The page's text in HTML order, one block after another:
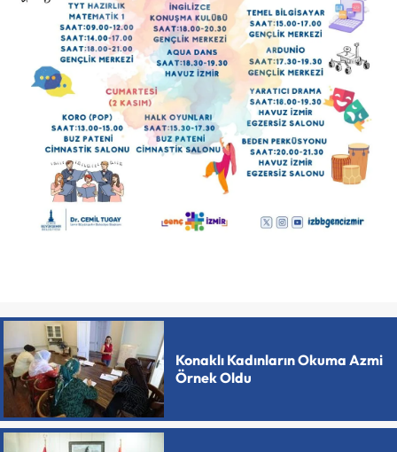
Konaklı Kadınların Okuma Azmi
Örnek Oldu